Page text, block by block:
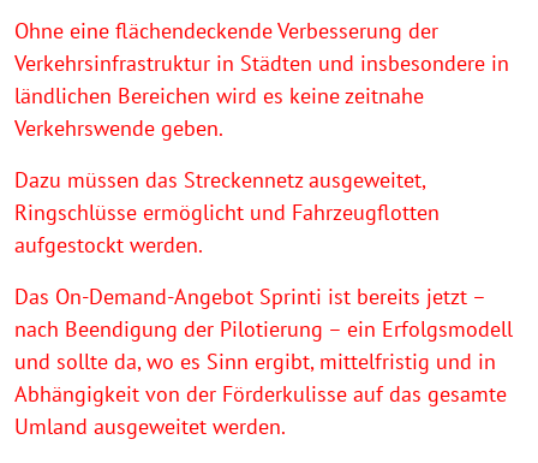
Ohne eine flächendeckende Verbesserung der
Verkehrsinfrastruktur in Städten und insbesondere in
ländlichen Bereichen wird es keine zeitnahe
Verkehrswende geben.
Dazu müssen das Streckennetz ausgeweitet,
Ringschlüsse ermöglicht und Fahrzeugflotten
aufgestockt werden.
Das On-Demand-Angebot Sprinti ist bereits jetzt –
nach Beendigung der Pilotierung – ein Erfolgsmodell
und sollte da, wo es Sinn ergibt, mittelfristig und in
Abhängigkeit von der Förderkulisse auf das gesamte
Umland ausgeweitet werden.